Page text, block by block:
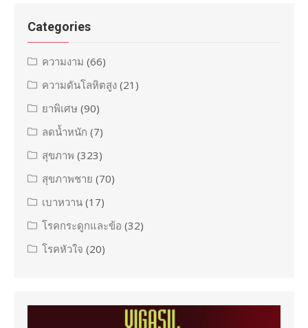
Categories
ความงาม (66)
ความดันโลหิตสูง (21)
ยาพิเศษ (90)
ลดน้ำหนัก (7)
สุขภาพ (323)
สุขภาพชาย (70)
เบาหวาน (17)
โรคกระดูกและข้อ (32)
โรคหัวใจ (20)